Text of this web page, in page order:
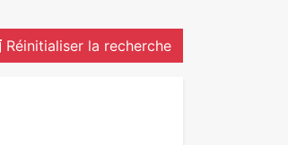
Réinitialiser la recherche